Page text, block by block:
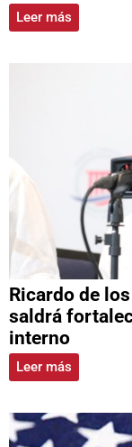
Leer más
Ricardo de
saldrá
interno
Leer más